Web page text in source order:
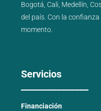
Bogotá, Cali, Medellín,
del país. Con la
momento.
Servicios
Financiación